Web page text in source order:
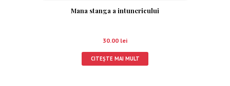
Mana stanga a intunericului
30.00 lei
CITEȘTE MAI MULT